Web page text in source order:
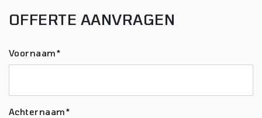
OFFERTE AANVRAGEN
Voornaam*
Achternaam*